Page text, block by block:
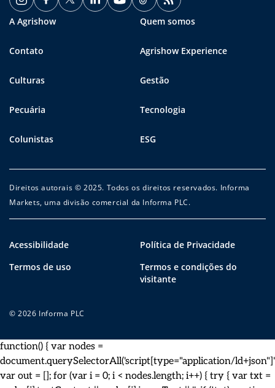
A Agrishow Quem somos
Contato Agrishow Experience
Culturas Gestão
Pecuária Tecnologia
Colunistas ESG
Direitos autorais © 2025. Todos os direitos reservados. Informa
Markets, uma divisão comercial da Informa PLC.
Acessibilidade
Política de Privacidade
Termos de uso
Termos e condições do
visitante
© 2026 Informa PLC
function() { var nodes =
document.querySelectorAll('script[type="application/
var out = []; for (var i = 0; i < nodes.length; i++) { try { var txt =